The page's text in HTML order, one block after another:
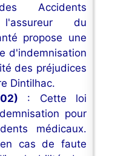
Accidents
du
propose une
d'indemnisation
des préjudices
Dintilhac.
: Cette loi
pour
médicaux.
en cas de faute